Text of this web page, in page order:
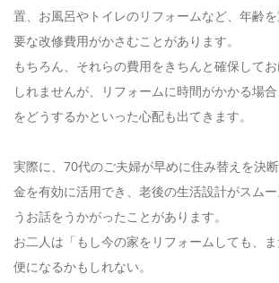
置、お風呂やトイレのリフォームなど、年齢
要な改修費用がかさむことがあります。
もちろん、それらの費用をきちんと確保して
しれませんが、リフォームに時間がかかる場
をどうするかといった心配も出てきます。
実際に、70代のご夫婦が早めに住み替えを決
金を有効に活用でき、老後の生活設計がスム
うお話をうかがったことがあります。
お二人は「もし今の家をリフォームしても、
便になるかもしれない。